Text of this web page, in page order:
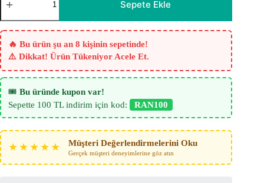
Fon
Perdesi
-
Frigya
Bej
Keten
Fon
Perde
adet
Sepete Ekle
🔥 Bu ürün şu an 8 kişinin sepetinde!
⚠️ Dikkat! Ürün Tükeniyor Acele Et.
🎟️ Bu üründe kupon var!
Sepette 100 TL indirim için kod:
RAN100
★★★★★ Müşteri Değerlendirmelerini Oku
Gerçek müşteri deneyimlerine göz atın